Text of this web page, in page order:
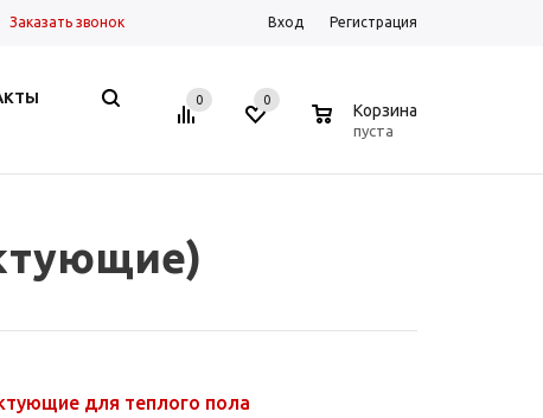
Заказать звонок Вход Регистрация
0 0
Корзина
пуста
для теплого пола